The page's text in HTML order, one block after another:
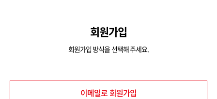
회원가입
회원가입 방식을 선택해 주세요.
이메일로 회원가입